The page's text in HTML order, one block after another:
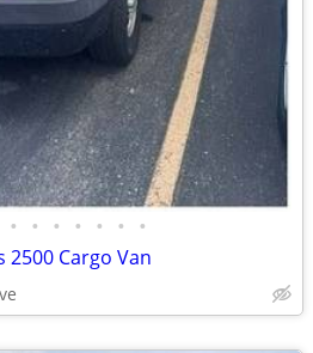
• • • • • • •
2500 Cargo Van